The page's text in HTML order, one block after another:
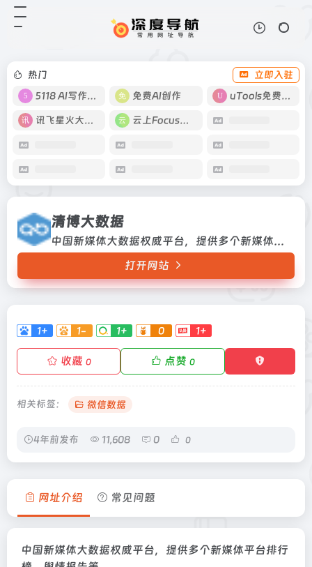
热门
立即入驻
5118 AI写作工具
免费AI创作 uTools免费工具箱
讯飞星火大模型 云上Focus接码
清博大数据
中国新媒体大数据权威平台，提供多个新媒体平台排行榜、舆情报告等。
打开网站
1+ 1- 1+ 0 1+
收藏 0 点赞 0
相关标签： 微信数据
4年前发布 11,608 0 0
个新媒体平台排行榜、舆情报告等。
网址介绍 常见问题
中国新媒体大数据权威平台，提供多个新媒体平台排行